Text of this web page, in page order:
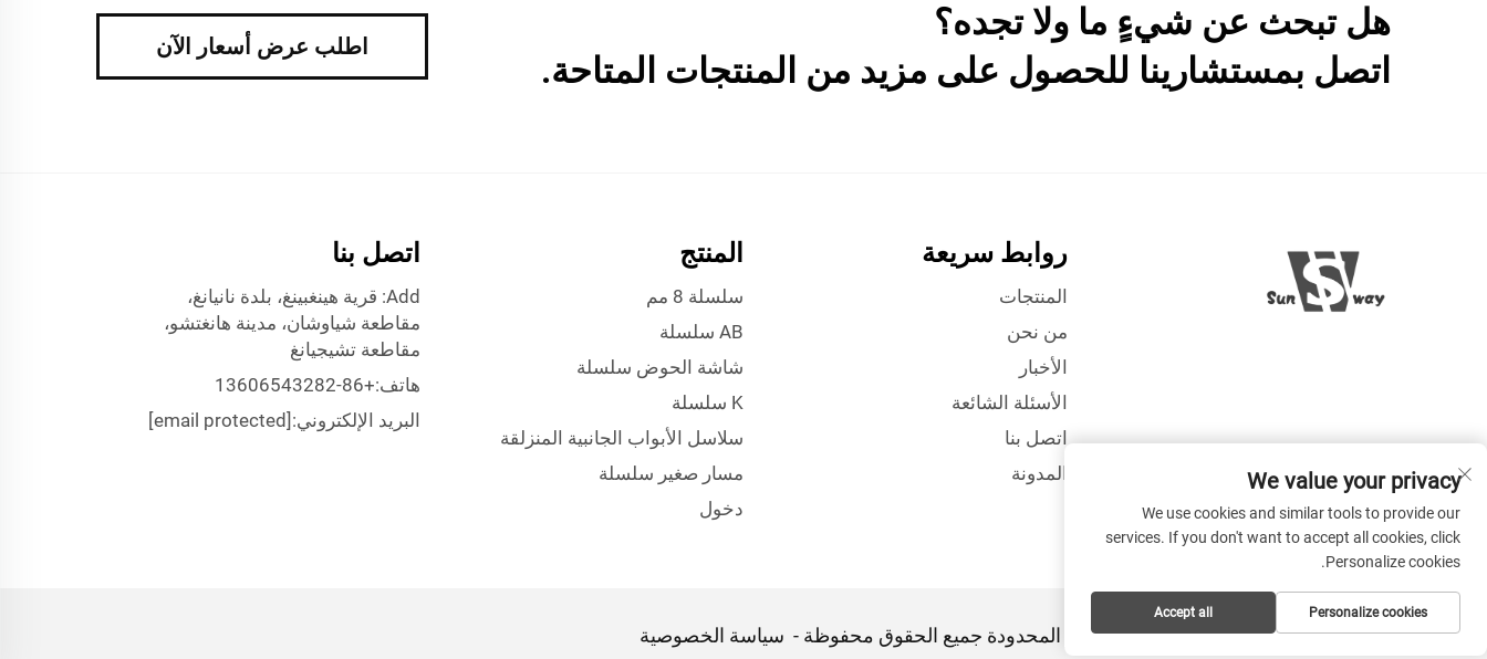
هل تبحث عن شيءٍ ما ولا تجده؟
اتصل بمستشارينا للحصول على مزيد من المنتجات المتاحة.
اطلب عرض أسعار الآن
روابط سريعة
المنتجات
من نحن
الأخبار
الأسئلة الشائعة
اتصل بنا
المدونة
المنتج
سلسلة 8 مم
AB سلسلة
شاشة الحوض سلسلة
K سلسلة
سلاسل الأبواب الجانبية المنزلقة
مسار صغير سلسلة
دخول
اتصل بنا
Add: قرية هينغبينغ، بلدة نانيانغ،
مقاطعة شياوشان، مدينة هانغتشو،
مقاطعة تشيجيانغ
هاتف:+86-13606543282
البريد الإلكتروني: [email protected]
حقوق النشر © هانغتشو سونواي إنتربرايز المحدودة جميع الحقوق محفوظة - سياسة الخصوصية
We value your privacy
We use cookies and similar tools to provide our
services. If you don't want to accept all cookies, click
Personalize cookies.
Personalize cookies
Accept all